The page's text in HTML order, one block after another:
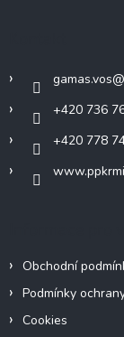
gamas.vos@
+420 736
+420 778
Obchodní
Podmínky
Cookies